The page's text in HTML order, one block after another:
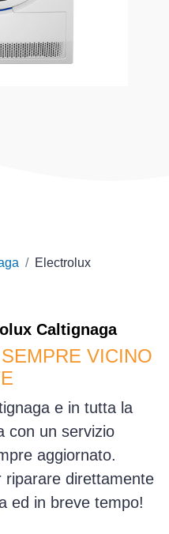
Electrolux
Caltignaga
VICINO
e in tutta la
con un servizio
aggiornato.
riparare direttamente
ed in breve tempo!